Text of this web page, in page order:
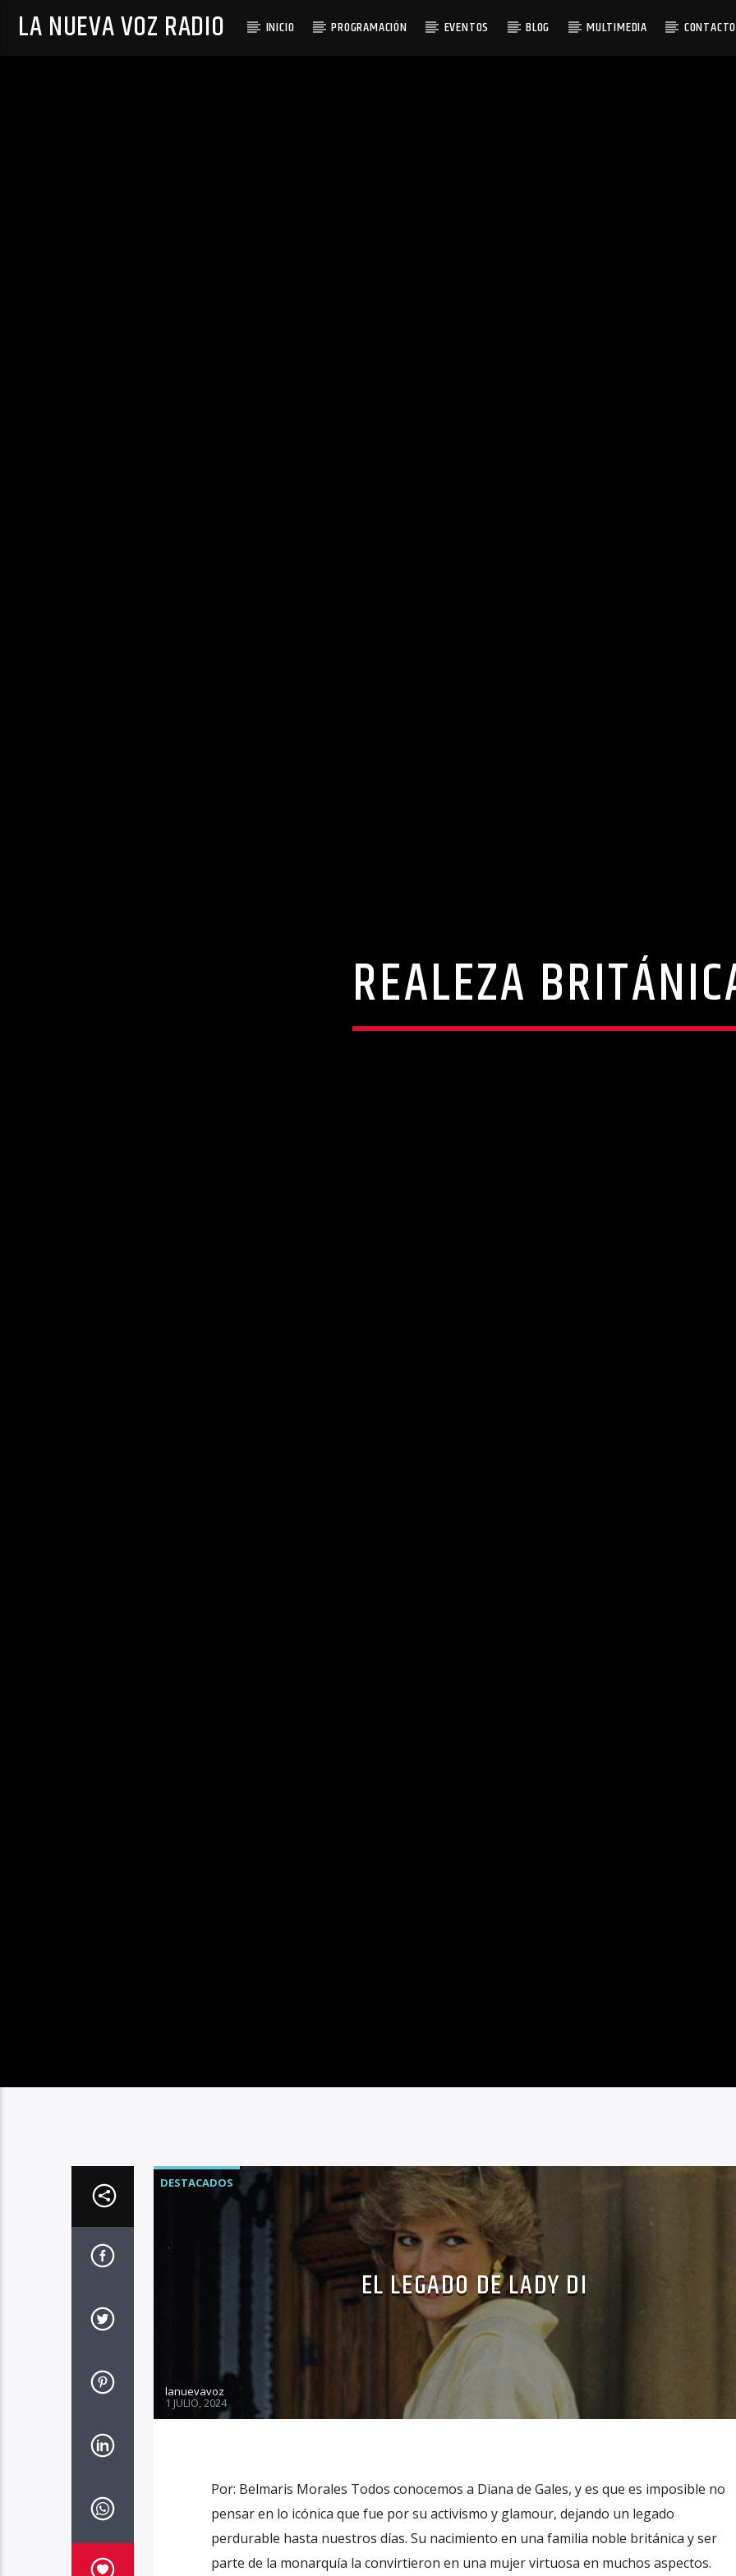
LA NUEVA VOZ RADIO INICIO PROGRAMACIÓN EVENTOS BLOG MULTIMEDIA CONTACTO
REALEZA
DESTACADOS
EL LEGADO DE LADY DI
lanuevavoz
1 JULIO, 2024
Por: Belmaris Morales Todos conocemos a Diana de Gales, y es que es imposible no
pensar en lo icónica que fue por su activismo y glamour, dejando un legado
perdurable hasta nuestros días. Su nacimiento en una familia noble británica y ser
parte de la monarquía la convirtieron en una mujer virtuosa en muchos aspectos.